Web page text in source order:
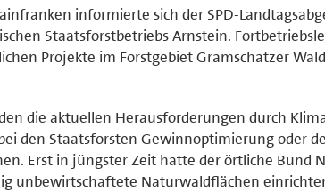
informierte sich der SPD-
Staatsforstbetriebs Arnstein.
Projekte im Forstgebiet Gramschatzer
die aktuellen Herausforderungen durch
den Staatsforsten Gewinnoptimierung oder
Erst in jüngster Zeit hatte der örtliche Bund
unbewirtschaftete Naturwaldflächen